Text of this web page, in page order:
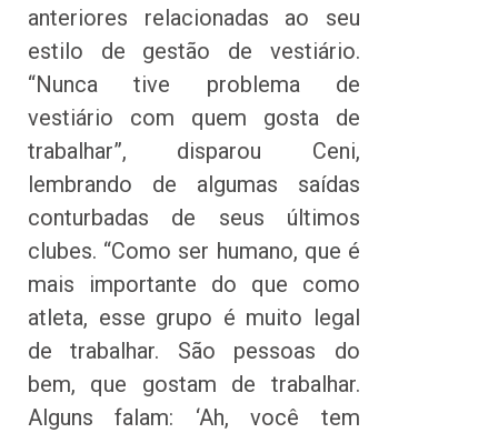
anteriores relacionadas ao seu
estilo de gestão de vestiário.
“Nunca tive problema de
vestiário com quem gosta de
trabalhar”, disparou Ceni,
lembrando de algumas saídas
conturbadas de seus últimos
clubes. “Como ser humano, que é
mais importante do que como
atleta, esse grupo é muito legal
de trabalhar. São pessoas do
bem, que gostam de trabalhar.
Alguns falam: ‘Ah, você tem